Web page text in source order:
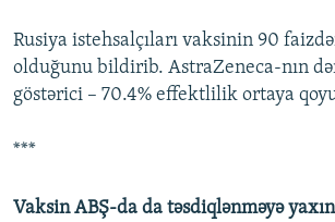
Rusiya istehsalçıları vaksinin 90
olduğunu bildirib. AstraZeneca-nın
göstərici – 70.4% effektlilik ortaya
***
Vaksin ABŞ-da da təsdiqlənməyə